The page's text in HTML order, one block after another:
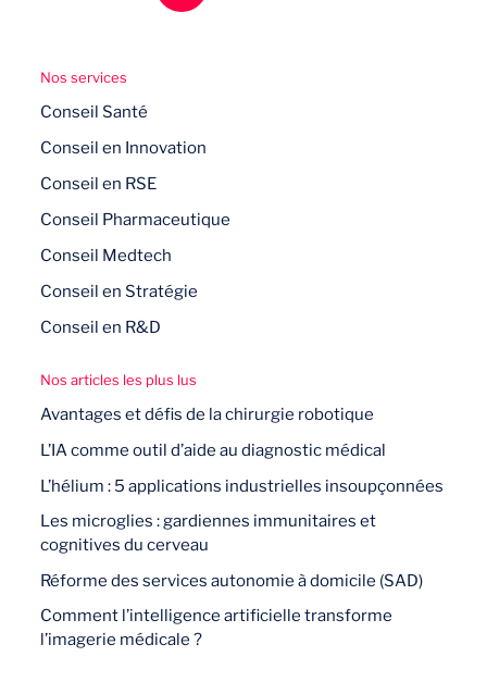
Nos services
Conseil Santé
Conseil en Innovation
Conseil en RSE
Conseil Pharmaceutique
Conseil Medtech
Conseil en Stratégie
Conseil en R&D
Nos articles les plus lus
Avantages et défis de la chirurgie robotique
L’IA comme outil d’aide au diagnostic médical
L’hélium : 5 applications industrielles insoupçonnées
Les microglies : gardiennes immunitaires et
cognitives du cerveau
Réforme des services autonomie à domicile (SAD)
Comment l’intelligence artificielle transforme
l’imagerie médicale ?